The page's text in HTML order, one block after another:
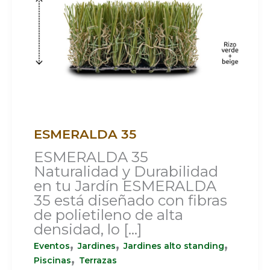
ESMERALDA 35
ESMERALDA 35
Naturalidad y Durabilidad
en tu Jardín ESMERALDA
35 está diseñado con fibras
de polietileno de alta
densidad, lo […]
Eventos,Jardines,Jardines alto standing,
Piscinas, Terrazas